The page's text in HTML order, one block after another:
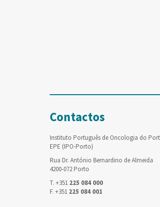
Contactos
Instituto Português de Oncologia do
EPE (IPO-Porto)
Rua Dr. António Bernardino de Almeida
4200-072 Porto
T. +351 225 084 000
F. +351 225 084 001